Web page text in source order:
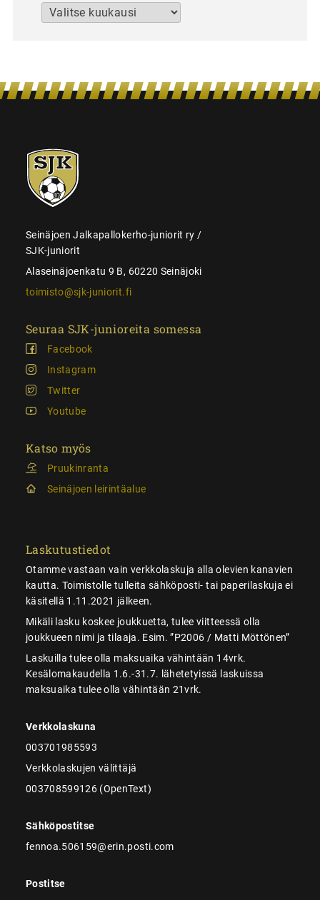
Arkistot
SJK-
juniorit
Seinäjoen Jalkapallokerho-juniorit ry /
SJK-juniorit
Alaseinäjoenkatu 9 B, 60220 Seinäjoki
toimisto@sjk-juniorit.fi
Seuraa SJK-junioreita somessa
Facebook
Instagram
Twitter
Youtube
Katso myös
Pruukinranta
Seinäjoen leirintäalue
Laskutustiedot
Otamme vastaan vain verkkolaskuja alla olevien kanavien
kautta. Toimistolle tulleita sähköposti- tai paperilaskuja ei
käsitellä 1.11.2021 jälkeen.
Mikäli lasku koskee joukkuetta, tulee viitteessä olla
joukkueen nimi ja tilaaja. Esim. ”P2006 / Matti Möttönen”
Laskuilla tulee olla maksuaika vähintään 14vrk.
Kesälomakaudella 1.6.-31.7. lähetetyissä laskuissa
maksuaika tulee olla vähintään 21vrk.
Verkkolaskuna
003701985593
Verkkolaskujen välittäjä
003708599126 (OpenText)
Sähköpostitse
fennoa.506159@erin.posti.com
Postitse